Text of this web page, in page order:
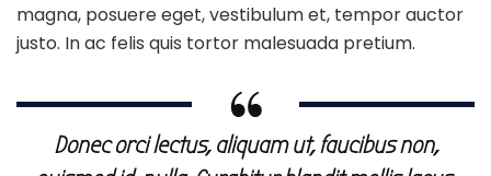
magna, posuere eget, vestibulum et, tempor auctor
justo. In ac felis quis tortor malesuada pretium.
Donec orci lectus, aliquam ut, faucibus non,